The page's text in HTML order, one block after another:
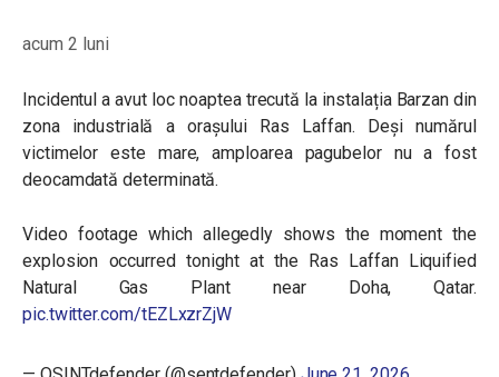
acum 2 luni
Incidentul a avut loc noaptea trecută la instalația Barzan din
zona industrială a orașului Ras Laffan. Deși numărul
victimelor este mare, amploarea pagubelor nu a fost
deocamdată determinată.
Video footage which allegedly shows the moment the
explosion occurred tonight at the Ras Laffan Liquified
Natural Gas Plant near Doha, Qatar.
pic.twitter.com/tEZLxzrZjW